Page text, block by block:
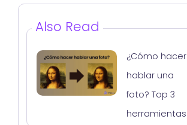
Also Read
¿Cómo hacer
hablar una
foto? Top 3
herramientas